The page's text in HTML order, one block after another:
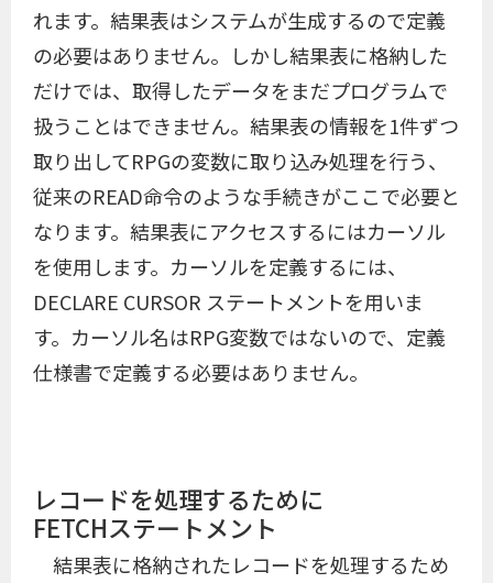
れます。結果表はシステムが生成するので定義
の必要はありません。しかし結果表に格納した
だけでは、取得したデータをまだプログラムで
扱うことはできません。結果表の情報を1件ずつ
取り出してRPGの変数に取り込み処理を行う、
従来のREAD命令のような手続きがここで必要と
なります。結果表にアクセスするにはカーソル
を使用します。カーソルを定義するには、
DECLARE CURSOR ステートメントを用いま
す。カーソル名はRPG変数ではないので、定義
仕様書で定義する必要はありません。
レコードを処理するために
FETCHステートメント
結果表に格納されたレコードを処理するため